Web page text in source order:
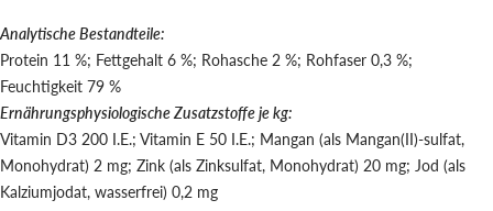
Analytische Bestandteile:
Protein 11 %; Fettgehalt 6 %; Rohasche 2 %; Rohfaser 0,3 %;
Feuchtigkeit 79 %
Ernährungsphysiologische Zusatzstoffe je kg:
Vitamin D3 200 I.E.; Vitamin E 50 I.E.; Mangan (als Mangan(II)-sulfat,
Monohydrat) 2 mg; Zink (als Zinksulfat, Monohydrat) 20 mg; Jod (als
Kalziumjodat, wasserfrei) 0,2 mg